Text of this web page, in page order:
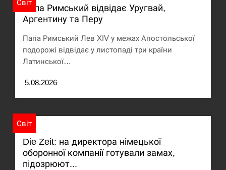
12:53
США обсуждают лицензии на Patriot для
Украины, несмотря на сомнения…
СЕРПЕНЬ
12:40
розблокування Ормузької протоки
12:23
переправу, склады и другие важные объекты…
СЕРПЕНЬ
Світ
Папа Римський відвідає Уругвай,
Аргентину та Перу
Папа Римський Лев XIV у межах Апостольської
подорожі відвідає у листопаді три країни
Латинської…
5.08.2026
Світ
Die Zeit: на директора німецької
оборонної компанії готували замах,
підозрюют...